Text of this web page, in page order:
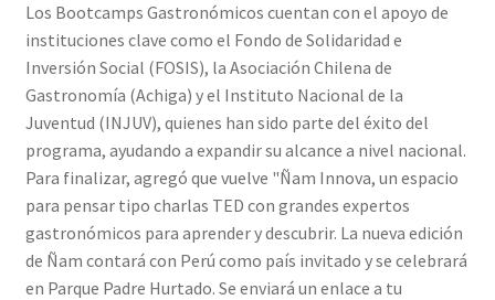
Los Bootcamps Gastronómicos cuentan con el apoyo de
instituciones clave como el Fondo de Solidaridad e
Inversión Social (FOSIS), la Asociación Chilena de
Gastronomía (Achiga) y el Instituto Nacional de la
Juventud (INJUV), quienes han sido parte del éxito del
programa, ayudando a expandir su alcance a nivel nacional.
Para finalizar, agregó que vuelve "Ñam Innova, un espacio
para pensar tipo charlas TED con grandes expertos
gastronómicos para aprender y descubrir. La nueva edición
de Ñam contará con Perú como país invitado y se celebrará
en Parque Padre Hurtado. Se enviará un enlace a tu